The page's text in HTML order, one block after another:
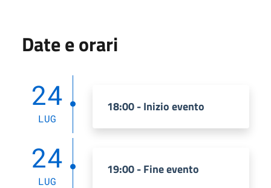
Date e orari
24
LUG
18:00 - Inizio evento
24
LUG
19:00 - Fine evento